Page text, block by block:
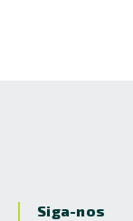
Siga-nos